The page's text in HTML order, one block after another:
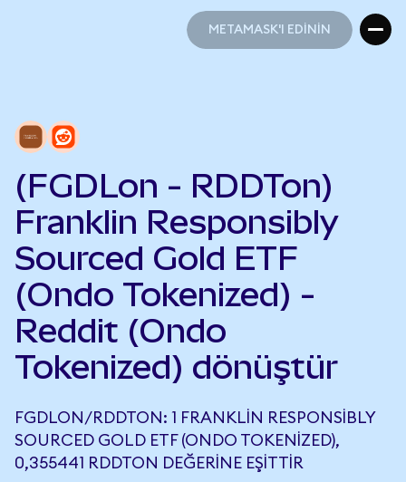
METAMASK'I EDİNİN
(FGDLon - RDDTon)
Franklin Responsibly
Sourced Gold ETF
(Ondo Tokenized) -
Reddit (Ondo
Tokenized) dönüştür
FGDLON/RDDTON: 1 FRANKLIN RESPONSIBLY
SOURCED GOLD ETF (ONDO TOKENIZED),
0,355441 RDDTON DEĞERINE EŞITTIR